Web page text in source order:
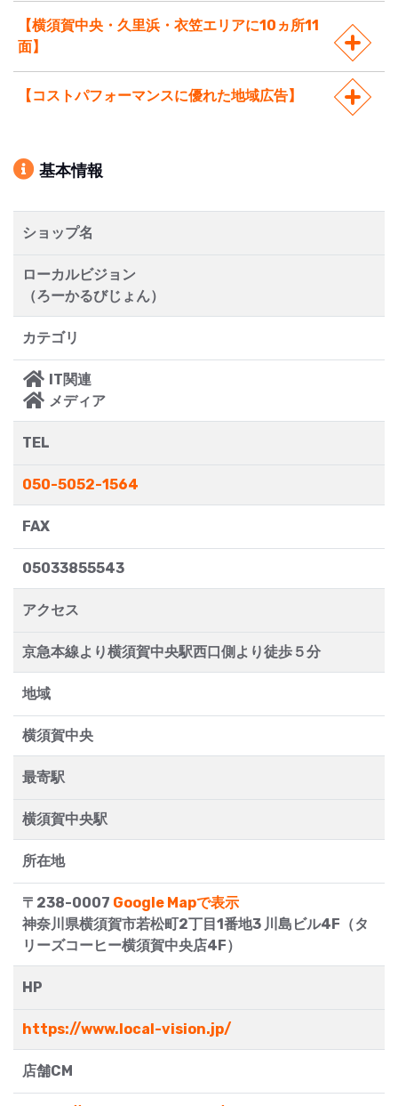
【横須賀中央・久里浜・衣笠エリアに10ヵ所11
面】
【コストパフォーマンスに優れた地域広告】
基本情報
ショップ名
ローカルビジョン
（ろーかるびじょん）
カテゴリ
IT関連
メディア
TEL
050-5052-1564
FAX
05033855543
アクセス
京急本線より横須賀中央駅西口側より徒歩５分
地域
横須賀中央
最寄駅
横須賀中央駅
所在地
〒238-0007 Google Mapで表示
神奈川県横須賀市若松町2丁目1番地3 川島ビル4F（タ
リーズコーヒー横須賀中央店4F）
HP
https://www.local-vision.jp/
店舗CM